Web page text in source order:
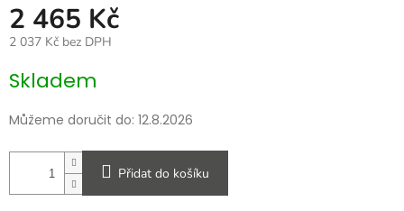
2 465 Kč
2 037 Kč bez DPH
cena:
Skladem
Můžeme doručit do: 12.8.2026
Přidat do košíku